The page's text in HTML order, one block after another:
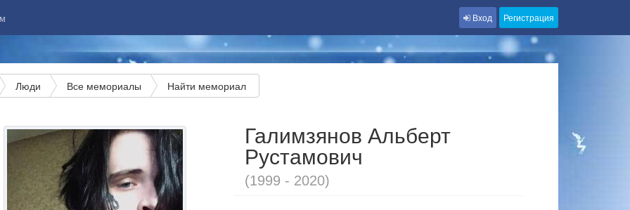
Вход Регистрация
Люди Все мемориалы Найти мемориал
Галимзянов Альберт
Рустамович
(1999 - 2020)